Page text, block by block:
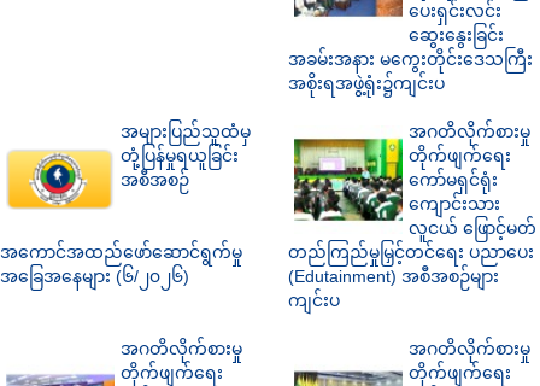
ပေးရှင်းလင်း
ဆွေးနွေးခြင်း
အခမ်းအနား မကွေးတိုင်းဒေသကြီး
အစိုးရအဖွဲ့ရုံး၌ကျင်းပ
အများပြည်သူထံမှ
တုံ့ပြန်မှုရယူခြင်း
အစီအစဉ်
အကောင်အထည်ဖော်ဆောင်ရွက်မှု
အခြေအနေများ (၆/၂၀၂၆)
အဂတိလိုက်စားမှု
တိုက်ဖျက်ရေး
ကော်မရှင်ရုံး
ကျောင်းသား
လူငယ် ဖြောင့်မတ်
တည်ကြည်မှုမြှင့်တင်ရေး ပညာပေး
(Edutainment) အစီအစဉ်များ
ကျင်းပ
အဂတိလိုက်စားမှု
တိုက်ဖျက်ရေး
အဂတိလိုက်စားမှု
တိုက်ဖျက်ရေး